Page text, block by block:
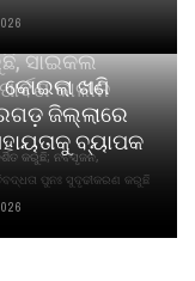
ସାଇକଲ
କାଳୀନ
କରୁଛି; ନବସୃଜନ,
ପୁନଃ ସୁଦୃଢୀକରଣ କରୁଛି
ଖଣି
ଜିଲ୍ଲାରେ
ବ୍ୟାପକ